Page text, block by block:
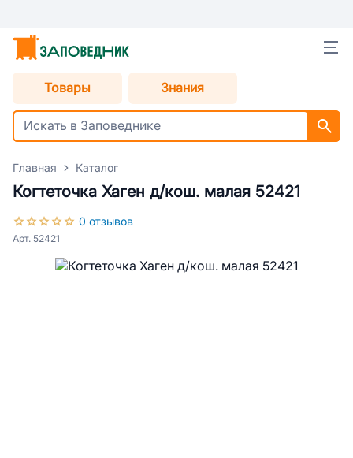
Товары Знания
Главная Каталог
Когтеточка Хаген д/кош. малая 52421
0 отзывов
Арт. 52421